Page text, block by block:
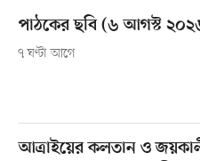
পাঠকের ছবি (৬ আগস্ট
৭ ঘণ্টা আগে
আত্রাইয়ের কলতান ও